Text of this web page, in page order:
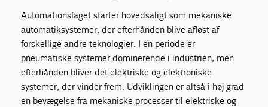
Automationsfaget starter hovedsaligt som mekaniske
automatiksystemer, der efterhånden blive afløst af
forskellige andre teknologier. I en periode er
pneumatiske systemer dominerende i industrien, men
efterhånden bliver det elektriske og elektroniske
systemer, der vinder frem. Udviklingen er altså i høj grad
en bevægelse fra mekaniske processer til elektriske og